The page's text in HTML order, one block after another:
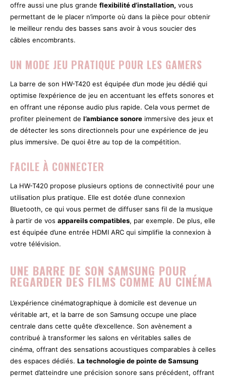
offre aussi une plus grande flexibilité d’installation, vous
permettant de le placer n’importe où dans la pièce pour obtenir
le meilleur rendu des basses sans avoir à vous soucier des
câbles encombrants.
UN MODE JEU PRATIQUE POUR LES GAMERS
La barre de son HW-T420 est équipée d’un mode jeu dédié qui
optimise l’expérience de jeu en accentuant les effets sonores et
en offrant une réponse audio plus rapide. Cela vous permet de
profiter pleinement de l’ambiance sonore immersive des jeux et
de détecter les sons directionnels pour une expérience de jeu
plus immersive. De quoi être au top de la compétition.
FACILE À CONNECTER
La HW-T420 propose plusieurs options de connectivité pour une
utilisation plus pratique. Elle est dotée d’une connexion
Bluetooth, ce qui vous permet de diffuser sans fil de la musique
à partir de vos appareils compatibles, par exemple. De plus, elle
est équipée d’une entrée HDMI ARC qui simplifie la connexion à
votre télévision.
UNE BARRE DE SON SAMSUNG POUR
REGARDER DES FILMS COMME AU CINÉMA
L’expérience cinématographique à domicile est devenue un
véritable art, et la barre de son Samsung occupe une place
centrale dans cette quête d’excellence. Son avènement a
contribué à transformer les salons en véritables salles de
cinéma, offrant des sensations acoustiques comparables à celles
des espaces dédiés. La technologie de pointe de Samsung
permet d’atteindre une précision sonore sans précédent, offrant